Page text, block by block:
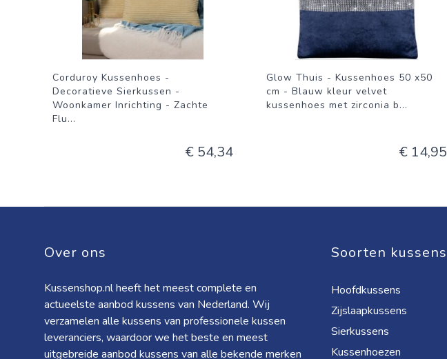
Corduroy Kussenhoes -
Decoratieve Sierkussen -
Woonkamer Inrichting - Zachte
Flu...
€ 54,34
Glow Thuis - Kussenhoes 50 x50
cm - Blauw kleur velvet
kussenhoes met zirconia b...
€ 14,95
Over ons
Kussenshop.nl heeft het meest complete en
actueelste aanbod kussens van Nederland. Wij
verzamelen alle kussens van professionele kussen
leveranciers, waardoor we het beste en meest
uitgebreide aanbod kussens van alle bekende merken
Soorten kussens
Hoofdkussens
Zijslaapkussens
Sierkussens
Kussenhoezen